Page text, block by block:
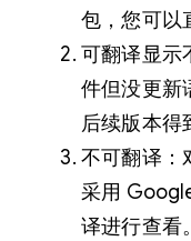
包，您可以
可翻译显示
件但没更新
后续版本得
不可翻译：
采用
译进行查看。